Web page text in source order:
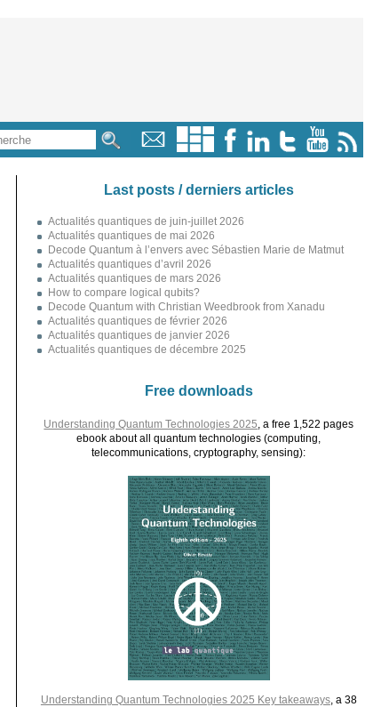
Last posts / derniers articles
Actualités quantiques de juin-juillet 2026
Actualités quantiques de mai 2026
Decode Quantum à l’envers avec Sébastien Marie de Matmut
Actualités quantiques d’avril 2026
Actualités quantiques de mars 2026
How to compare logical qubits?
Decode Quantum with Christian Weedbrook from Xanadu
Actualités quantiques de février 2026
Actualités quantiques de janvier 2026
Actualités quantiques de décembre 2025
Free downloads
Understanding Quantum Technologies 2025 , a free 1,522 pages
ebook about all quantum technologies (computing,
telecommunications, cryptography, sensing):
Understanding Quantum Technologies 2025 Key takeaways, a 38